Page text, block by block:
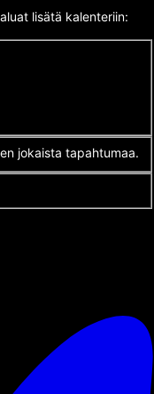
lisätä kalenteriin:
jokaista tapahtumaa.